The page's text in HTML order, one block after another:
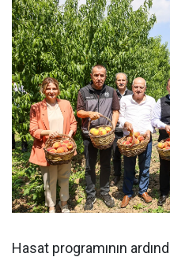
Hasat programının